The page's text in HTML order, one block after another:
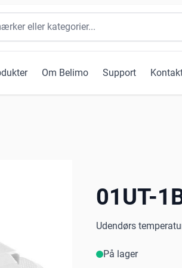
Om Belimo Support
01UT-
Udendørs
På lager